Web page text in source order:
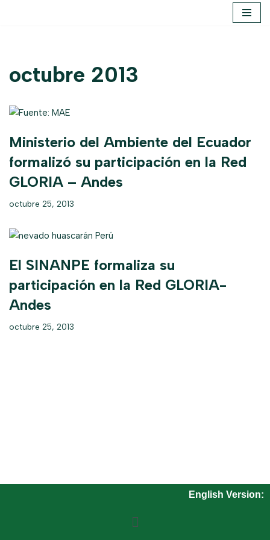
octubre 2013
Ministerio del Ambiente del Ecuador
formalizó su participación en la Red
GLORIA – Andes
octubre 25, 2013
El SINANPE formaliza su
participación en la Red GLORIA-
Andes
octubre 25, 2013
English Version: